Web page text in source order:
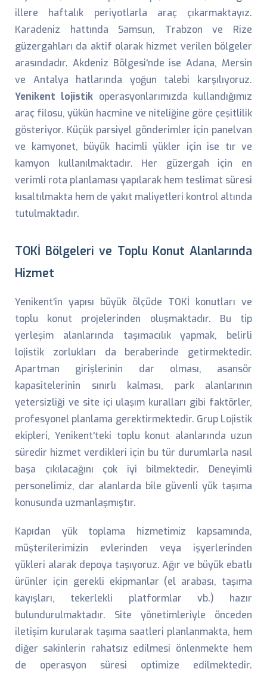
illere haftalık periyotlarla araç çıkarmaktayız.
Karadeniz hattında Samsun, Trabzon ve Rize
güzergahları da aktif olarak hizmet verilen bölgeler
arasındadır. Akdeniz Bölgesi'nde ise Adana, Mersin
ve Antalya hatlarında yoğun talebi karşılıyoruz.
Yenikent lojistik operasyonlarımızda kullandığımız
araç filosu, yükün hacmine ve niteliğine göre çeşitlilik
gösteriyor. Küçük parsiyel gönderimler için panelvan
ve kamyonet, büyük hacimli yükler için ise tır ve
kamyon kullanılmaktadır. Her güzergah için en
verimli rota planlaması yapılarak hem teslimat süresi
kısaltılmakta hem de yakıt maliyetleri kontrol altında
tutulmaktadır.
TOKİ Bölgeleri ve Toplu Konut Alanlarında
Hizmet
Yenikent'in yapısı büyük ölçüde TOKİ konutları ve
toplu konut projelerinden oluşmaktadır. Bu tip
yerleşim alanlarında taşımacılık yapmak, belirli
lojistik zorlukları da beraberinde getirmektedir.
Apartman girişlerinin dar olması, asansör
kapasitelerinin sınırlı kalması, park alanlarının
yetersizliği ve site içi ulaşım kuralları gibi faktörler,
profesyonel planlama gerektirmektedir. Grup Lojistik
ekipleri, Yenikent'teki toplu konut alanlarında uzun
süredir hizmet verdikleri için bu tür durumlarla nasıl
başa çıkılacağını çok iyi bilmektedir. Deneyimli
personelimiz, dar alanlarda bile güvenli yük taşıma
konusunda uzmanlaşmıştır.
Kapıdan yük toplama hizmetimiz kapsamında,
müşterilerimizin evlerinden veya işyerlerinden
yükleri alarak depoya taşıyoruz. Ağır ve büyük ebatlı
ürünler için gerekli ekipmanlar (el arabası, taşıma
kayışları, tekerlekli platformlar vb.) hazır
bulundurulmaktadır. Site yönetimleriyle önceden
iletişim kurularak taşıma saatleri planlanmakta, hem
diğer sakinlerin rahatsız edilmesi önlenmekte hem
de operasyon süresi optimize edilmektedir.